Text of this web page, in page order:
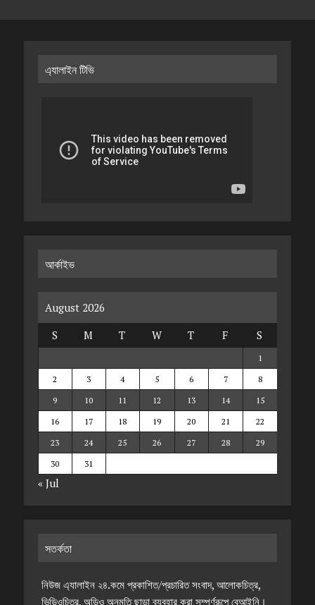
এ্যালাইন টিভি
আর্কাইভ
August 2026
S
M T W T F S
1
2
3 4 5 6 7
8
9
10 11 12 13 14
15
16
17 18 19 20 21
22
23
24 25 26 27 28
29
30
31
« Jul
সতর্কতা
নিউজ এ্যালাইন ২৪.কমে প্রকাশিত/প্রচারিত সংবাদ, আলোকচিত্র,
ভিডিওচিত্র, অডিও অনুমতি ছাড়া ব্যবহার করা সম্পূর্ণরূপে বেআইনি।